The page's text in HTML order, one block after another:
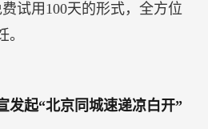
试用100天的形式，全方位